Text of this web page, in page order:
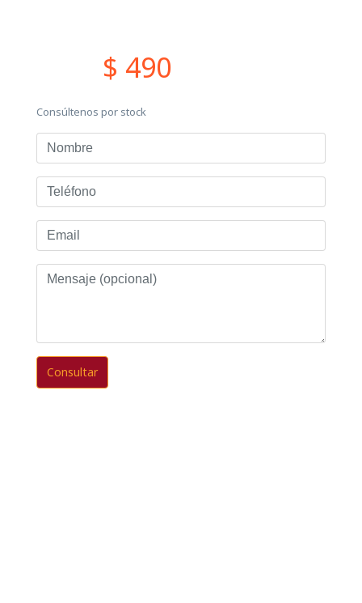
$ 490
Consúltenos por stock
Nombre
Teléfono
Email
Mensaje
(opcional)
Consultar